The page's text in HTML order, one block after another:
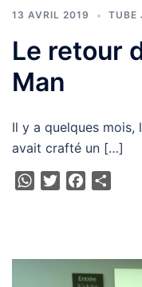
13 AVRIL 2019 TUBE
Le retour
Man
Il y a quelques
avait crafté un […]
WhatsApp
TwitterFacebook